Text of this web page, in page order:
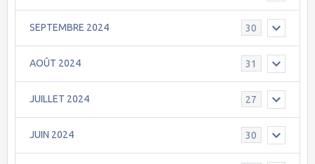
SEPTEMBRE 2024 30
AOÛT 2024 31
JUILLET 2024 27
JUIN 2024 30